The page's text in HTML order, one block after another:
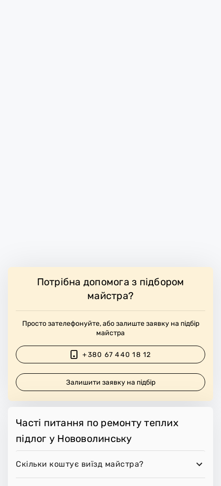
Потрібна допомога з підбором
майстра?
Просто зателефонуйте, або залиште заявку на підбір
майстра
+380 67 440 18 12
Залишити заявку на підбір
Часті питання по ремонту теплих
підлог у Нововолинську
Скільки коштує виїзд майстра?